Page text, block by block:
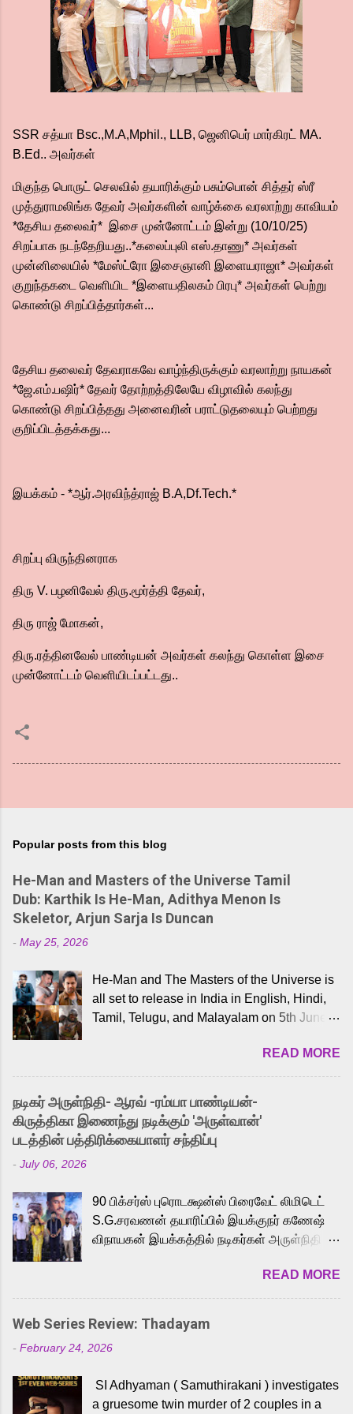
SSR சத்யா Bsc.,M.A,Mphil., LLB, ஜெனிபெர் மார்கிரட் MA.
B.Ed.. அவர்கள்
மிகுந்த பொருட் செலவில் தயாரிக்கும் பசும்பொன் சித்தர் ஸ்ரீ
முத்துராமலிங்க தேவர் அவர்களின் வாழ்க்கை வரலாற்று காவியம்
*தேசிய தலைவர்* இசை முன்னோட்டம் இன்று (10/10/25)
சிறப்பாக நடந்தேறியது..*கலைப்புலி எஸ்.தாணு* அவர்கள்
முன்னிலையில் *மேஸ்ட்ரோ இசைஞானி இளையராஜா* அவர்கள்
குறுந்தகடை வெளியிட *இளையதிலகம் பிரபு* அவர்கள் பெற்று
கொண்டு சிறப்பித்தார்கள்...
தேசிய தலைவர் தேவராகவே வாழ்ந்திருக்கும் வரலாற்று நாயகன்
*ஜே.எம்.பஷிர்* தேவர் தோற்றத்திலேயே விழாவில் கலந்து
கொண்டு சிறப்பித்தது அனைவரின் பராட்டுதலையும் பெற்றது
குறிப்பிடத்தக்கது...
இயக்கம் - *ஆர்.அரவிந்த்ராஜ் B.A,Df.Tech.*
சிறப்பு விருந்தினராக
திரு V. பழனிவேல் திரு.மூர்த்தி தேவர்,
திரு ராஜ் மோகன்,
திரு.ரத்தினவேல் பாண்டியன் அவர்கள் கலந்து கொள்ள இசை
முன்னோட்டம் வெளியிடப்பட்டது..
Popular posts from this blog
He-Man and Masters of the Universe Tamil
Dub: Karthik Is He-Man, Adithya Menon Is
Skeletor, Arjun Sarja Is Duncan
- May 25, 2026
He-Man and The Masters of the Universe is
all set to release in India in English, Hindi,
Tamil, Telugu, and Malayalam on 5th June,
received a lot of love from cult He-Man fans
and offered audiences an exciting glimpse
into the world of Eternia, the recently
released Tamil trailer has also generated
strong excitement among Tamil audiences.
Adding to the growing buzz is the film’s
to the iconic superhero He-Man. Known for
memorable songs like “Behene De” from
Raavan, “Oru Maalai” from Ghajini, and
loved for his versatile voice and strong
command over multiple languages, making
him a strong fit for the legendary character.
cinema, voices the menacing Skeletor
across the Tamil, Malayalam, and Telugu
READ MORE
நடிகர் அருள்நிதி- ஆரவ் -ரம்யா பாண்டியன்-
கிருத்திகா இணைந்து நடிக்கும் 'அருள்வான்'
படத்தின் பத்திரிக்கையாளர் சந்திப்பு
- July 06, 2026
90 பிக்சர்ஸ் புரொடக்ஷன்ஸ் பிரைவேட் லிமிடெட்
S.G.சரவணன் தயாரிப்பில் இயக்குநர் கணேஷ்
விநாயகன் இயக்கத்தில் நடிகர்கள் அருள்நிதி -
முக்கிய வேடத்தில் இணைந்து நடித்திருக்கும்
'அருள்வான்' திரைப்படத்தினை
பத்திரிக்கையாளர் சந்திப்பு சென்னையில்
நடைபெற்றது. இயக்குநர் கணேஷ் விநாயகன்
இயக்கத்தில் உருவாகியுள்ள 'அருள்வான்'
வெங்கட், ரம்யா பாண்டியன், வி டி வி கணேஷ் ,
ஜான் விஜய், பேபி கிருத்திகா, 'பருத்திவீரன்'
READ MORE
Web Series Review: Thadayam
- February 24, 2026
SI Adhyaman ( Samuthirakani ) investigates
a gruesome twin murder of 2 couples in a